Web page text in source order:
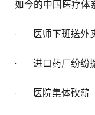
如今的中国医疗体
· 医师下班送外
· 进口药厂纷纷
· 医院集体砍薪